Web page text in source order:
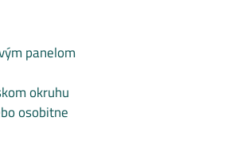
panelom
okruhu
osobitne